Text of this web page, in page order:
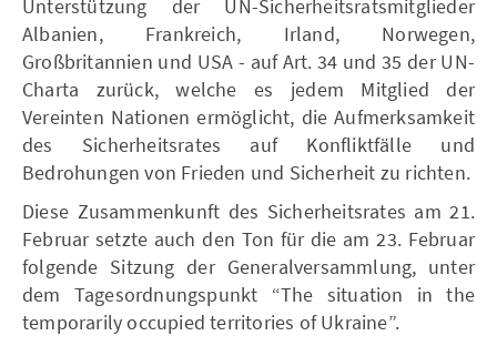
Unterstützung der UN-Sicherheitsratsmitglieder
Albanien, Frankreich, Irland, Norwegen,
Großbritannien und USA - auf Art. 34 und 35 der UN-
Charta zurück, welche es jedem Mitglied der
Vereinten Nationen ermöglicht, die Aufmerksamkeit
des Sicherheitsrates auf Konfliktfälle und
Bedrohungen von Frieden und Sicherheit zu richten.
Diese Zusammenkunft des Sicherheitsrates am 21.
Februar setzte auch den Ton für die am 23. Februar
folgende Sitzung der Generalversammlung, unter
dem Tagesordnungspunkt “The situation in the
temporarily occupied territories of Ukraine”.